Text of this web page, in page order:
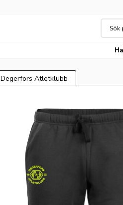
Degerfors Atletklubb